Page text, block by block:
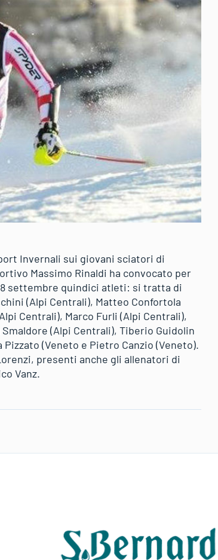
Invernali sui giovani sciatori di
Massimo Rinaldi ha convocato per
settembre quindici atleti: si tratta di
(Alpi Centrali), Matteo Confortola
Centrali), Marco Furli (Alpi Centrali),
(Alpi Centrali), Tiberio Guidolin
(Veneto e Pietro Canzio (Veneto).
presenti anche gli allenatori di
Vanz.